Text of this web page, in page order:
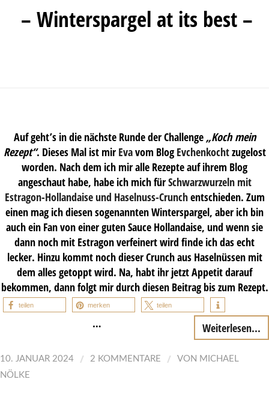
– Winterspargel at its best –
Auf geht’s in die nächste Runde der Challenge „Koch mein
Rezept“. Dieses Mal ist mir Evavom Blog Evchenkochtzugelost
worden. Nach dem ich mir alle Rezepte auf ihrem Blog
angeschaut habe, habe ich mich fürSchwarzwurzeln mit
Estragon-Hollandaise und Haselnuss-Crunchentschieden. Zum
einen mag ich diesen sogenannten Winterspargel, aber ich bin
auch ein Fan von einer guten Sauce Hollandaise, und wenn sie
dann noch mit Estragon verfeinert wird finde ich das echt
lecker. Hinzu kommt noch dieser Crunch aus Haselnüssen mit
dem alles getoppt wird. Na, habt ihr jetzt Appetit darauf
bekommen, dann folgt mir durch diesen Beitrag bis zum Rezept.
teilen merken teilen
… Weiterlesen...
10. JANUAR 2024 / 2 KOMMENTARE / VON MICHAEL
NÖLKE